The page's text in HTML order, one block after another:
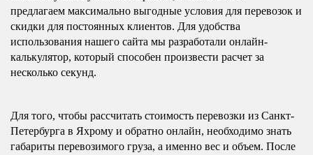
предлагаем максимально выгодные условия для перевозок и
скидки для постоянных клиентов. Для удобства
использования нашего сайта мы разработали онлайн-
калькулятор, который способен произвести расчет за
несколько секунд.
Для того, чтобы рассчитать стоимость перевозки из Санкт-
Петербурга в Яхрому и обратно онлайн, необходимо знать
габариты перевозимого груза, а именно вес и объем. После